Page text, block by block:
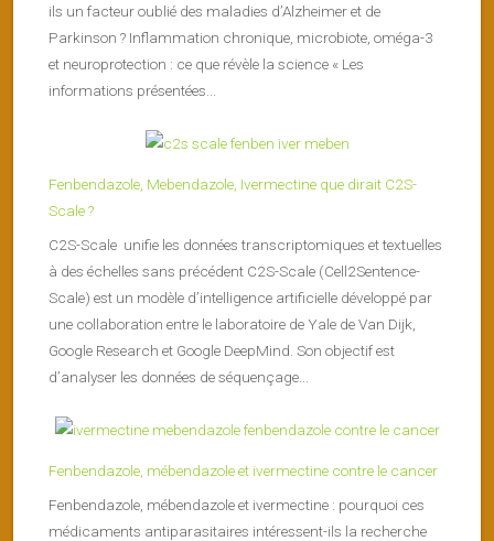
ils un facteur oublié des maladies d’Alzheimer et de
Parkinson ? Inflammation chronique, microbiote, oméga-3
et neuroprotection : ce que révèle la science « Les
informations présentées...
Fenbendazole, Mebendazole, Ivermectine que dirait C2S-
Scale ?
C2S-Scale unifie les données transcriptomiques et textuelles
à des échelles sans précédent C2S-Scale (Cell2Sentence-
Scale) est un modèle d’intelligence artificielle développé par
une collaboration entre le laboratoire de Yale de Van Dijk,
Google Research et Google DeepMind. Son objectif est
d’analyser les données de séquençage...
Fenbendazole, mébendazole et ivermectine contre le cancer
Fenbendazole, mébendazole et ivermectine : pourquoi ces
médicaments antiparasitaires intéressent-ils la recherche